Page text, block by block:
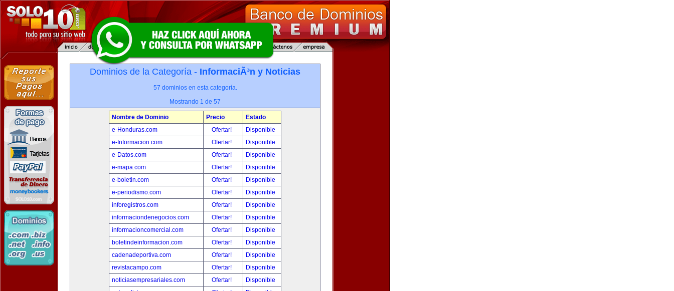
Dominios de la Categoría - InformaciÃ³n y Noticias
57 dominios en esta categoría.
Mostrando 1 de 57
Nombre de Dominio Precio
Estado
e-Honduras.com
Ofertar!
Disponible
e-Informacion.com
Ofertar!
Disponible
e-Datos.com
Ofertar!
Disponible
e-mapa.com
Ofertar!
Disponible
e-boletin.com
Ofertar!
Disponible
e-periodismo.com
Ofertar!
Disponible
inforegistros.com
Ofertar!
Disponible
informaciondenegocios.com
Ofertar!
Disponible
informacioncomercial.com
Ofertar!
Disponible
boletindeinformacion.com
Ofertar!
Disponible
cadenadeportiva.com
Ofertar!
Disponible
revistacampo.com
Ofertar!
Disponible
noticiasempresariales.com
Ofertar!
Disponible